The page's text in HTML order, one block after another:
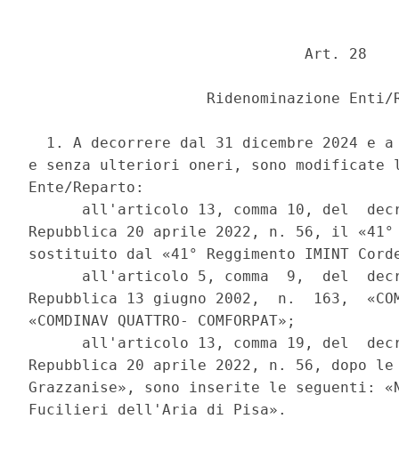
                               Art. 28
Ridenominazione
1. A decorrere dal 31 dicembre 2024 e
e senza ulteriori oneri, sono modificate
Ente/Reparto:
all'articolo 13, comma 10, del
Repubblica 20 aprile 2022, n. 56, il «41°
sostituito dal «41° Reggimento IMINT
all'articolo 5, comma  9,  del
Repubblica 13 giugno 2002,  n.  163,
«COMDINAV QUATTRO- COMFORPAT»;
all'articolo 13, comma 19, del
Repubblica 20 aprile 2022, n. 56, dopo
Grazzanise», sono inserite le seguenti: